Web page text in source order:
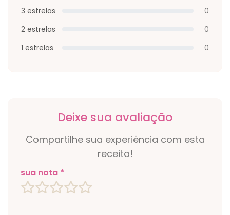
3 estrelas
0
2 estrelas
0
1 estrelas
0
Deixe sua avaliação
Compartilhe sua experiência com esta
receita!
sua nota *